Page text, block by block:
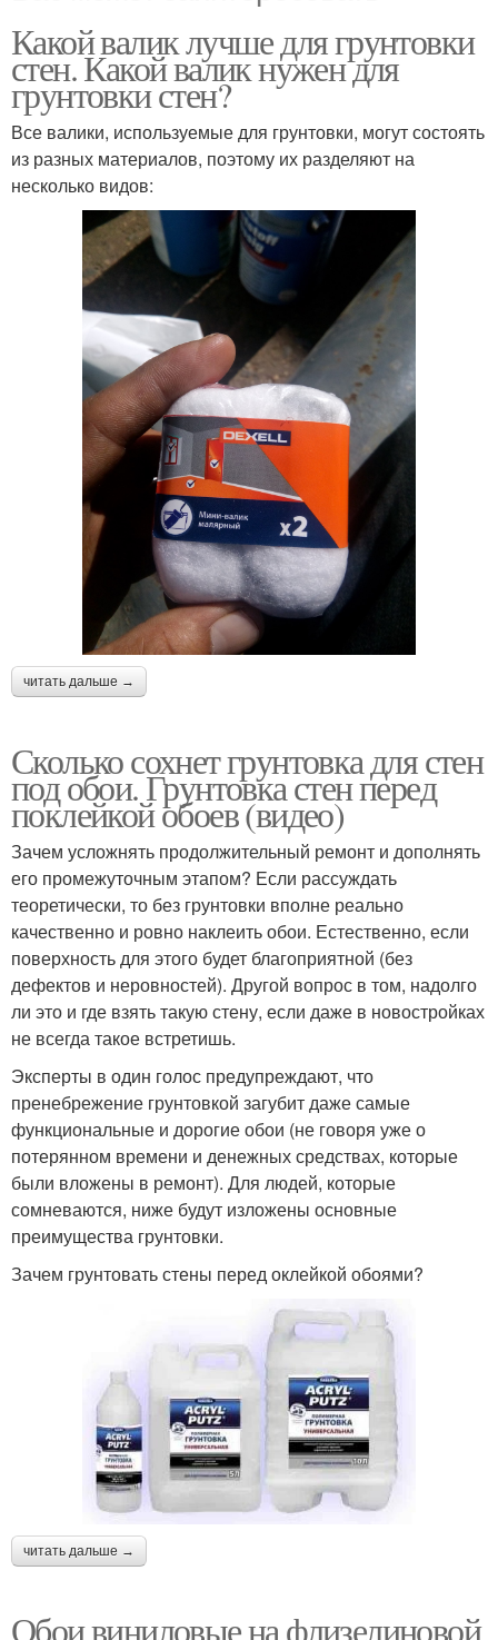
Какой валик лучше для грунтовки
стен. Какой валик нужен для
грунтовки стен?
Все валики, используемые для грунтовки, могут состоять
из разных материалов, поэтому их разделяют на
несколько видов:
читать дальше →
Сколько сохнет грунтовка для стен
под обои. Грунтовка стен перед
поклейкой обоев (видео)
Зачем усложнять продолжительный ремонт и дополнять
его промежуточным этапом? Если рассуждать
теоретически, то без грунтовки вполне реально
качественно и ровно наклеить обои. Естественно, если
поверхность для этого будет благоприятной (без
дефектов и неровностей). Другой вопрос в том, надолго
ли это и где взять такую стену, если даже в новостройках
не всегда такое встретишь.
Эксперты в один голос предупреждают, что
пренебрежение грунтовкой загубит даже самые
функциональные и дорогие обои (не говоря уже о
потерянном времени и денежных средствах, которые
были вложены в ремонт). Для людей, которые
сомневаются, ниже будут изложены основные
преимущества грунтовки.
Зачем грунтовать стены перед оклейкой обоями?
читать дальше →
Обои виниловые на флизелиновой